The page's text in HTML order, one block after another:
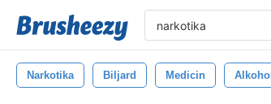
Narkotika Biljard Medicin Alkohol